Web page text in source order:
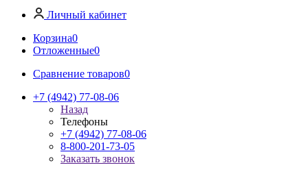
Личный кабинет
Корзина0
Отложенные0
Сравнение товаров0
+7 (4942) 77-08-06
Назад
Телефоны
+7 (4942) 77-08-06
8-800-201-73-05
Заказать звонок